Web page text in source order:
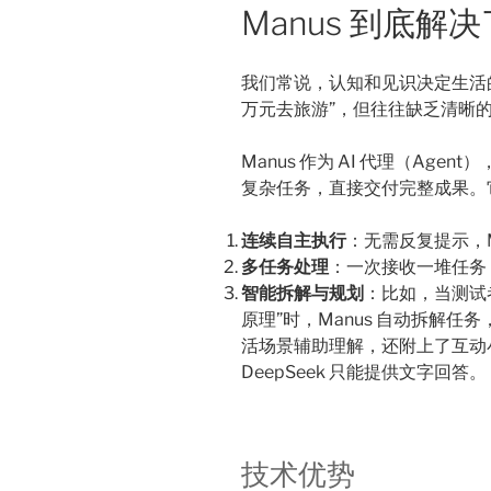
Manus 到底解
我们常说，认知和见识决定生
万元去旅游”，但往往缺乏清晰
Manus 作为 AI 代理（Agent）
复杂任务，直接交付完整成果
连续自主执行：无需反复提示
多任务处理 ：一次接收一堆任
智能拆解与规划 ：比如，当测
原理”时，Manus 自动拆解任
活场景辅助理解，还附上了互
DeepSeek 只能提供文字回答。
技术优势